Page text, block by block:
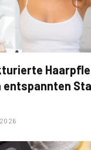
entspannten